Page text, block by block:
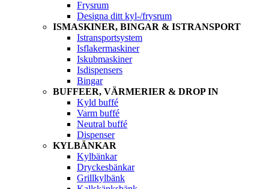
Frysrum
Designa ditt kyl-/frysrum
ISMASKINER, BINGAR & ISTRANSPORT
Istransportsystem
Isflakermaskiner
Iskubmaskiner
Isdispensers
Bingar
BUFFEER, VÄRMERIER & DROP IN
Kyld buffé
Varm buffé
Neutral buffé
Dispenser
KYLBÄNKAR
Kylbänkar
Dryckesbänkar
Grillkylbänk